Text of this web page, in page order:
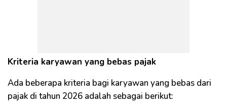
Kriteria karyawan yang bebas pajak
Ada beberapa kriteria bagi karyawan yang bebas dari
pajak di tahun 2026 adalah sebagai berikut: